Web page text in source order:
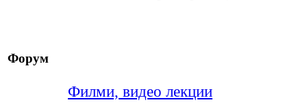
Форум
Филми, видео лекции